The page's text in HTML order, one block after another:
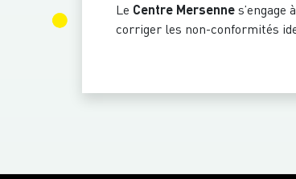
Le Centre Mersenne s’engage
corriger les non-conformités